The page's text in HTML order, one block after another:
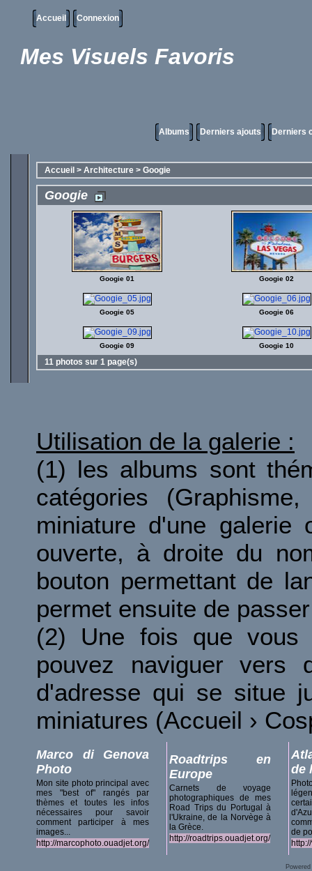
Accueil Connexion
Mes Visuels Favoris
Albums Derniers ajouts Derniers
Accueil > Architecture > Googie
Googie
Googie 01 Googie 02
Googie 05 Googie 06
Googie 09 Googie 10
11 photos sur 1 page(s)
Utilisation de la galerie :
(1) les albums sont
catégories
miniature d'une galerie
ouverte, à droite du
bouton permettant de
permet ensuite de
(2) Une fois que vous
pouvez naviguer vers
d'adresse qui se situe
miniatures (Accueil ›
Marco di Genova
Photo
Mon site photo principal avec
mes "best of" rangés par
thèmes et toutes les infos
nécessaires pour savoir
comment participer à mes
images...
http://marcophoto.ouadjet.org/
Roadtrips en
Europe
Carnets de voyage
photographiques de mes
Road Trips du Portugal à
l'Ukraine, de la Norvège à
la Grèce.
http://roadtrips.ouadjet.org/
de
de